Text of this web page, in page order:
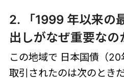
2. 「1999 年以来の
出しがなぜ重要なの
この地域で 日本国債（20
取引されたのは次のときだ